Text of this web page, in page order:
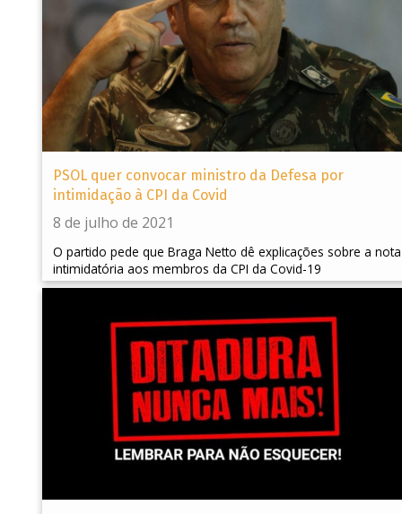
PSOL quer convocar ministro da Defesa por
intimidação à CPI da Covid
8 de julho de 2021
O partido pede que Braga Netto dê explicações sobre a nota
intimidatória aos membros da CPI da Covid-19